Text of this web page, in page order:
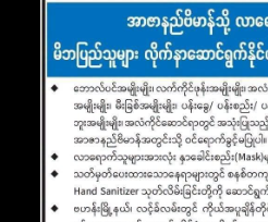
မ်းညွှန်ချက်များကို တိကျစွာ လိုက်
က်ဆိုင်ရာတာဝန်ရှိသူများက အသိ
တ်ပြန်ချက်အရ အဆိုပါနေရာမျာ
မျိုးမျိုး၊ လက်ကိုင်ဖုန်းများ၊ အလံ
င်မရာများ၊ မီးခြစ်များ၊ ပန်းခွေ၊ ပန်
င်းဘုတ်များ၊ ပုလင်း၊ ဘူးများ
တ်၊ PVC ပိုက်နှင့် သံပိုက်များ ယူဆ
ြောင်း သိရသည်။
ပြင် လာရောက်ဂါရဝပြုသူများအား